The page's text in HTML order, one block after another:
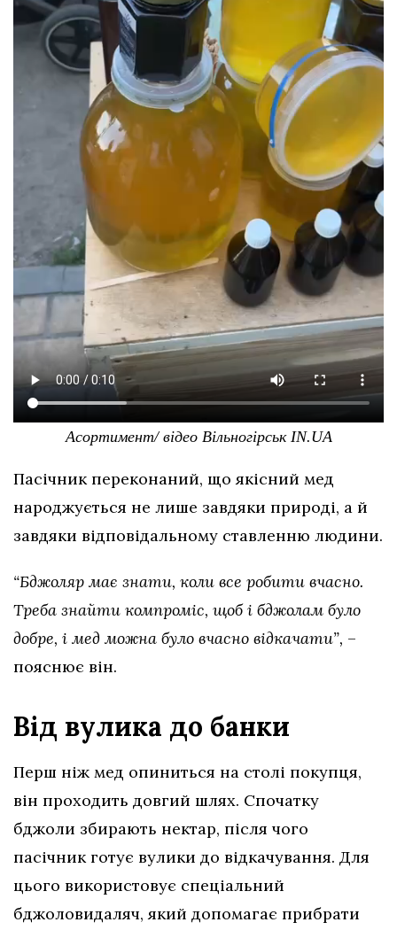
Асортимент/ відео Вільногірськ IN.UA
Пасічник переконаний, що якісний мед
народжується не лише завдяки природі, а й
завдяки відповідальному ставленню людини.
“Бджоляр має знати, коли все робити вчасно.
Треба знайти компроміс, щоб і бджолам було
добре, і мед можна було вчасно відкачати”, –
пояснює він.
Від вулика до банки
Перш ніж мед опиниться на столі покупця,
він проходить довгий шлях. Спочатку
бджоли збирають нектар, після чого
пасічник готує вулики до відкачування. Для
цього використовує спеціальний
бджоловидаляч, який допомагає прибрати